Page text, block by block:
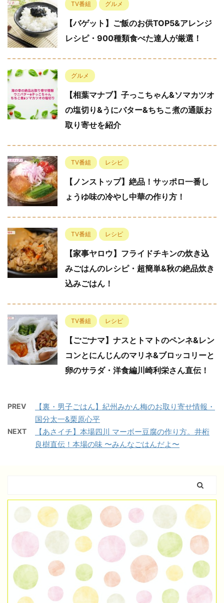
TV番組 グルメ
【バゲット】ご飯のお供TOP5&アレンジ
レシピ・900種類食べた達人が厳選！
グルメ
【相葉マナブ】子っこちゃん&ソマカツオ
の塩切り&うにバター&ちちこ煮の通販お
取り寄せを紹介
TV番組 レシピ
【ノンストップ】絶品！サッポロ一番し
ょうゆ味の冷やし中華の作り方！
TV番組 レシピ
【家事ヤロウ】フライドチキンの炊き込
みごはんのレシピ・超簡単&秋の絶品炊き
込みごはん！
TV番組 レシピ
【ごごナマ】ナスとトマトのペンネ&レン
コンとにんじんのマリネ&ブロッコリーと
卵のサラダ・洋食編川崎利栄さん直伝！
PREV
【裏・男子ごはん】紀州みかん梅のお取り寄せ情報・
国分太一&栗原心平
NEXT
【あさイチ】本場四川 マーボー豆腐の作り方。井桁
良樹直伝！本場の味 〜みんなごはんだよ〜